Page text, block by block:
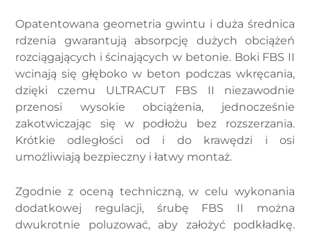
Opatentowana geometria gwintu i duża średnica
rdzenia gwarantują absorpcję dużych obciążeń
rozciągających i ścinających w betonie. Boki FBS II
wcinają się głęboko w beton podczas wkręcania,
dzięki czemu ULTRACUT FBS II niezawodnie
przenosi wysokie obciążenia, jednocześnie
zakotwiczając się w podłożu bez rozszerzania.
Krótkie odległości od i do krawędzi i osi
umożliwiają bezpieczny i łatwy montaż.
Zgodnie z oceną techniczną, w celu wykonania
dodatkowej regulacji, śrubę FBS II można
dwukrotnie poluzować, aby założyć podkładkę.